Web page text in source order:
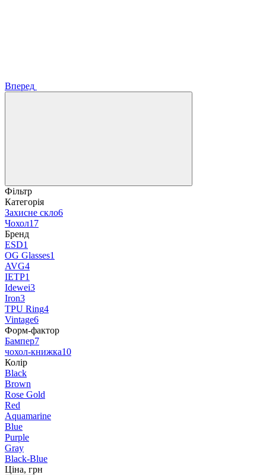
Вперед
Фільтр
Категорія
Захисне скло6
Чохол17
Бренд
ESD1
OG Glasses1
AVG4
IETP1
Idewei3
Iron3
TPU Ring4
Vintage6
Форм-фактор
Бампер7
чохол-книжка10
Колір
Black
Brown
Rose Gold
Red
Aquamarine
Blue
Purple
Gray
Black-Blue
Ціна, грн